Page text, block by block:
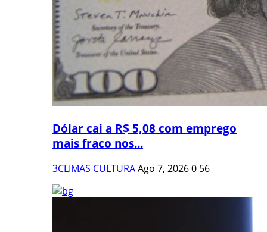
Dólar cai a R$ 5,08 com emprego
mais fraco nos...
3CLIMAS CULTURAAgo 7, 20260 56